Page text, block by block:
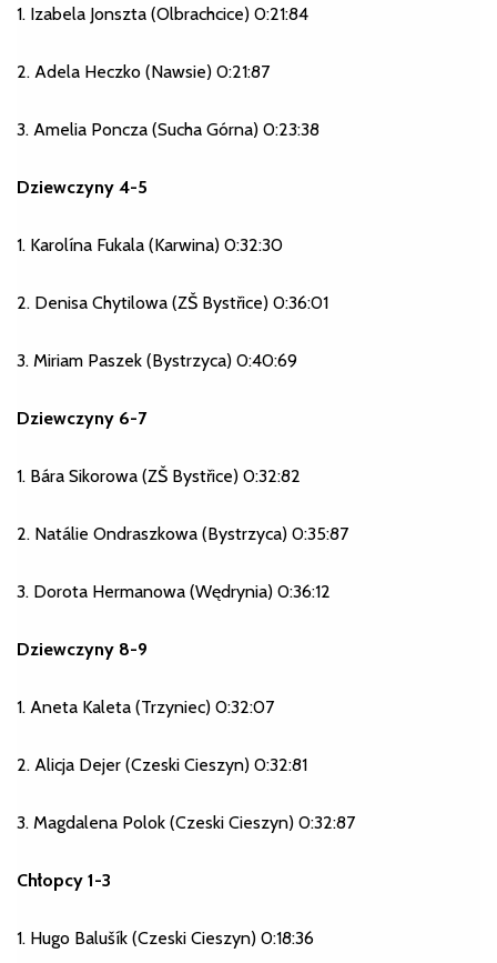
1. Izabela Jonszta (Olbrachcice) 0:21:84
2. Adela Heczko (Nawsie) 0:21:87
3. Amelia Poncza (Sucha Górna) 0:23:38
Dziewczyny 4-5
1. Karolína Fukala (Karwina) 0:32:30
2. Denisa Chytilowa (ZŠ Bystřice) 0:36:01
3. Miriam Paszek (Bystrzyca) 0:40:69
Dziewczyny 6-7
1. Bára Sikorowa (ZŠ Bystřice) 0:32:82
2. Natálie Ondraszkowa (Bystrzyca) 0:35:87
3. Dorota Hermanowa (Wędrynia) 0:36:12
Dziewczyny 8-9
1. Aneta Kaleta (Trzyniec) 0:32:07
2. Alicja Dejer (Czeski Cieszyn) 0:32:81
3. Magdalena Polok (Czeski Cieszyn) 0:32:87
Chłopcy 1-3
1. Hugo Balušík (Czeski Cieszyn) 0:18:36